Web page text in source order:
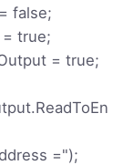
false;
true;
= true;
=");